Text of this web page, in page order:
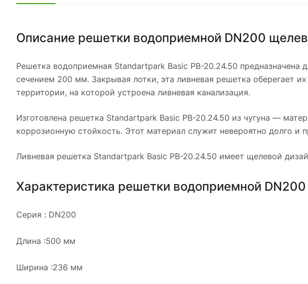
Описание решетки водоприемной DN200
Решетка водоприемная Standartpark Basic РВ-20.24.50
сечением 200 мм. Закрывая лотки, эта ливневая решетка оберегает
территории, на которой устроена ливневая канализация.
Изготовлена решетка Standartpark Basic РВ-20.24.50 из чугуна —
коррозионную стойкость. Этот материал служит невероятно долго
Ливневая решетка Standartpark Basic РВ-20.24.50 имеет щелевой
Характеристика решетки водоприемной
Серия : DN200
Длина :500 мм
Ширина :236 мм